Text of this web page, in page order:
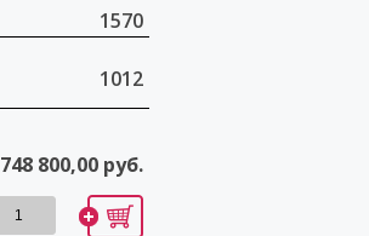
1570
1012
748 800,00 руб.